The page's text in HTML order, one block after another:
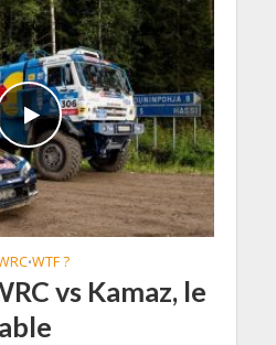
•WTF ?
vs Kamaz, le